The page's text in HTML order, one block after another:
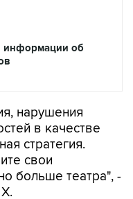
информации об
нарушения
в качестве
стратегия.
свои
больше театра", -